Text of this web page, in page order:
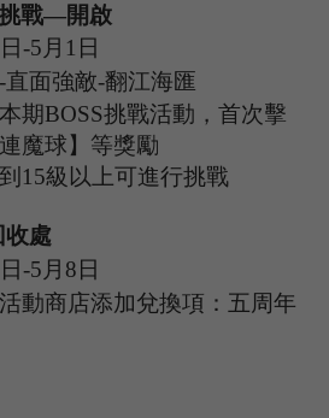
戰—開啟
日-5 月 1 日
-直面強敵-翻江海匯
期BOSS挑戰活動，首次擊
魔球】等獎勵
15級以上可進行挑戰
收處
日-5 月 8日
動商店添加兌換項：五周年